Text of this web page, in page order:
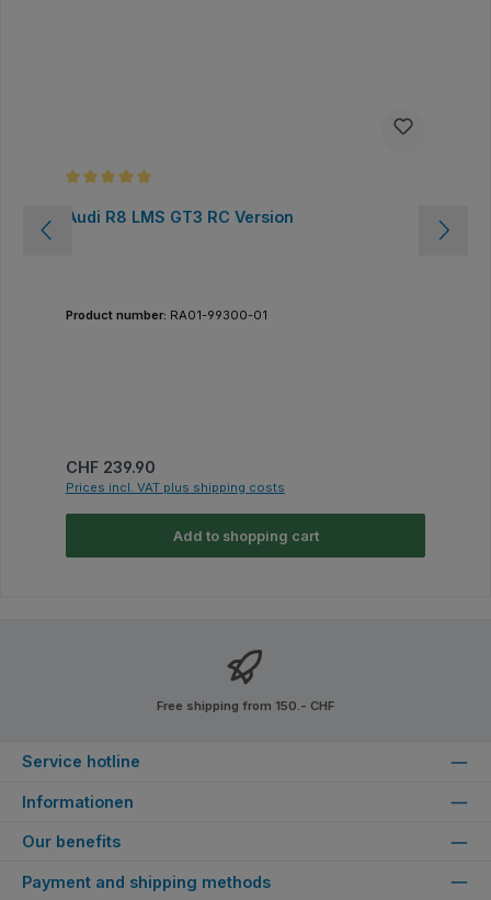
Audi R8 LMS GT3 RC Version
Product number: RA01-99300-01
Regular price:
CHF 239.90
Prices incl. VAT plus shipping costs
Add to shopping cart
Free shipping from 150.- CHF
Service hotline
Informationen
Our benefits
Payment and shipping methods